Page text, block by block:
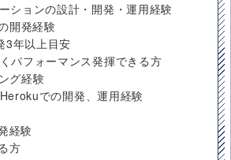
ションの設計・開発・運用経験
開発経験
3年以上目安
パフォーマンス発揮できる方
グ経験
での開発、運用経験
経験
方